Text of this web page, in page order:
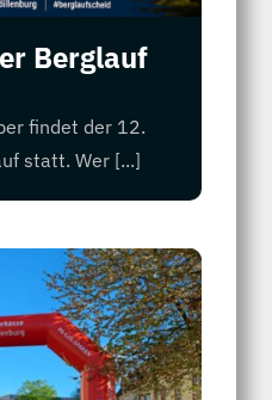
Berglauf
findet der 12.
statt. Wer [...]